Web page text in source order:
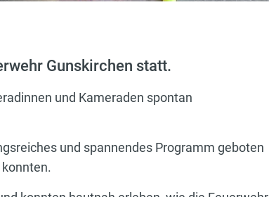
Gunskirchen statt.
und Kameraden spontan
und spannendes Programm geboten